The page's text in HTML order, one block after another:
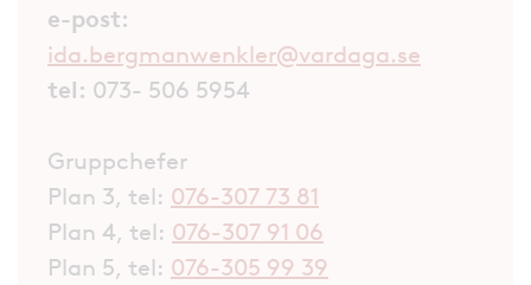
e-post:
ida.bergmanwenkler@vardaga.se
tel: 073- 506 5954
Gruppchefer
Plan 3, tel: 076-307 73 81
Plan 4, tel: 076-307 91 06
Plan 5, tel: 076-305 99 39